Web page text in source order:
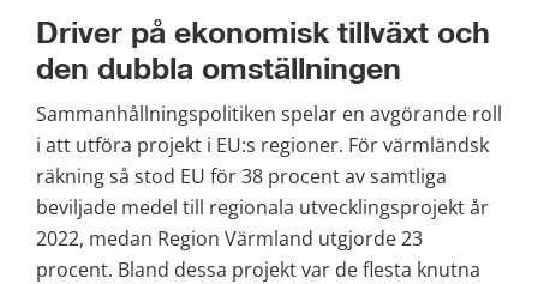
Driver på ekonomisk tillväxt och
den dubbla omställningen
Sammanhållningspolitiken spelar en avgörande roll
i att utföra projekt i EU:s regioner. För värmländsk
räkning så stod EU för 38 procent av samtliga
beviljade medel till regionala utvecklingsprojekt år
2022, medan Region Värmland utgjorde 23
procent. Bland dessa projekt var de flesta knutna